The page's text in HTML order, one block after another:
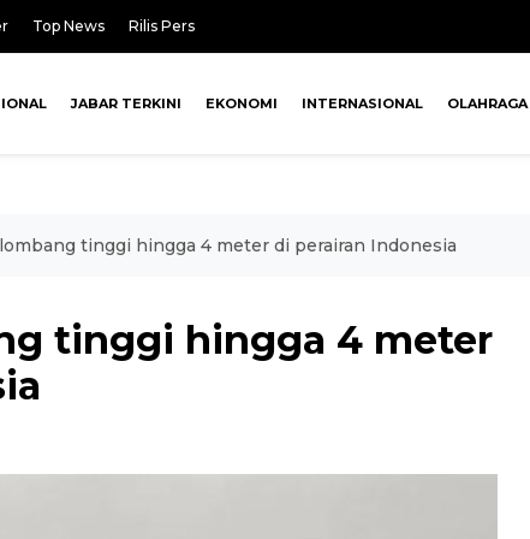
Top News Rilis Pers
JABAR TERKINI EKONOMI INTERNASIONAL OLAHRAGA
tinggi hingga 4 meter di perairan Indonesia
tinggi hingga 4 meter